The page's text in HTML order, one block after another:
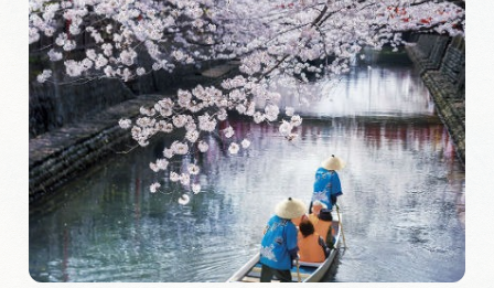
ぎふ旅レポーター記事
早わかり岐阜
買い物・お土産
体験予約サイト「ＶＩＳＩＴ岐阜県」
岐阜県アウトドア観光キャンペーン